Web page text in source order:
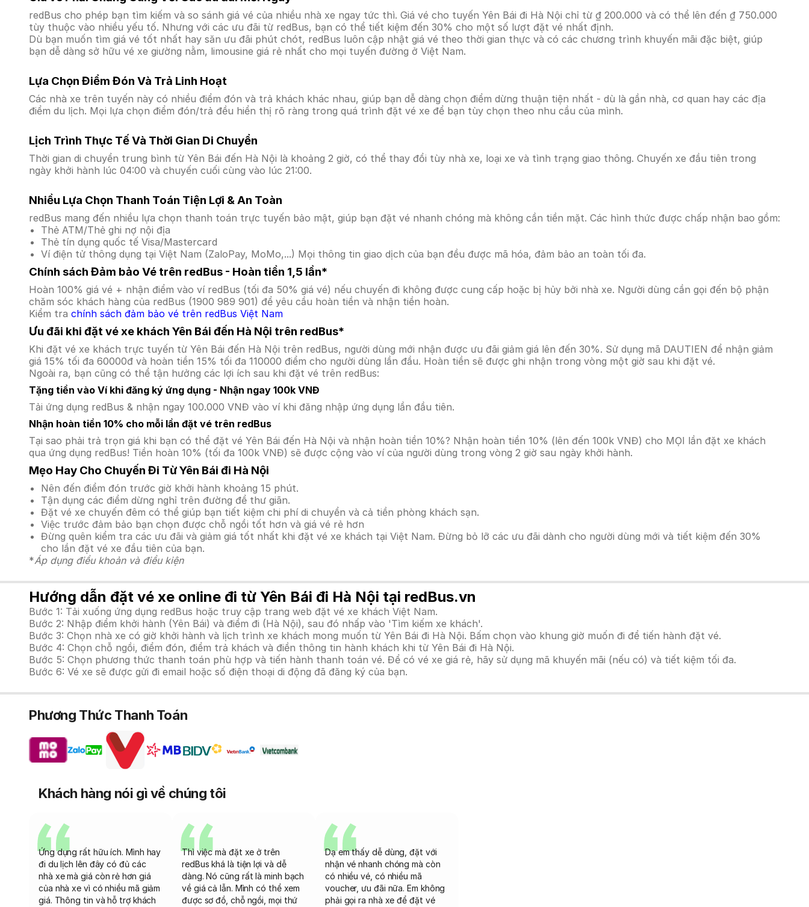
redBus cho phép bạn tìm kiếm và so sánh giá vé của nhiều nhà xe ngay tức thì. Giá vé cho tuyến Yên Bái đi Hà Nội chỉ từ ₫ 200.000 và có thể lên đến ₫ 750.000
tùy thuộc vào nhiều yếu tố. Nhưng với các ưu đãi từ redBus, bạn có thể tiết kiệm đến 30% cho một số lượt đặt vé nhất định.
Dù bạn muốn tìm giá vé tốt nhất hay săn ưu đãi phút chót, redBus luôn cập nhật giá vé theo thời gian thực và có các chương trình khuyến mãi đặc biệt, giúp
bạn dễ dàng sở hữu vé xe giường nằm, limousine giá rẻ nhất cho mọi tuyến đường ở Việt Nam.
Lựa Chọn Điểm Đón Và Trả Linh Hoạt
Các nhà xe trên tuyến này có nhiều điểm đón và trả khách khác nhau, giúp bạn dễ dàng chọn điểm dừng thuận tiện nhất - dù là gần nhà, cơ quan hay các địa
điểm du lịch. Mọi lựa chọn điểm đón/trả đều hiển thị rõ ràng trong quá trình đặt vé xe để bạn tùy chọn theo nhu cầu của mình.
Lịch Trình Thực Tế Và Thời Gian Di Chuyển
Thời gian di chuyển trung bình từ Yên Bái đến Hà Nội là khoảng 2 giờ, có thể thay đổi tùy nhà xe, loại xe và tình trạng giao thông. Chuyến xe đầu tiên trong
ngày khởi hành lúc 04:00 và chuyến cuối cùng vào lúc 21:00.
Nhiều Lựa Chọn Thanh Toán Tiện Lợi & An Toàn
redBus mang đến nhiều lựa chọn thanh toán trực tuyến bảo mật, giúp bạn đặt vé nhanh chóng mà không cần tiền mặt. Các hình thức được chấp nhận bao gồm:
Thẻ ATM/Thẻ ghi nợ nội địa
Thẻ tín dụng quốc tế Visa/Mastercard
Ví điện tử thông dụng tại Việt Nam (ZaloPay, MoMo,...) Mọi thông tin giao dịch của bạn đều được mã hóa, đảm bảo an toàn tối đa.
Chính sách Đảm bảo Vé trên redBus - Hoàn tiền 1,5 lần*
Hoàn 100% giá vé + nhận điểm vào ví redBus (tối đa 50% giá vé) nếu chuyến đi không được cung cấp hoặc bị hủy bởi nhà xe. Người dùng cần gọi đến bộ phận
chăm sóc khách hàng của redBus (1900 989 901) để yêu cầu hoàn tiền và nhận tiền hoàn.
Kiểm tra chính sách đảm bảo vé trên redBus Việt Nam
Ưu đãi khi đặt vé xe khách Yên Bái đến Hà Nội trên redBus*
Khi đặt vé xe khách trực tuyến từ Yên Bái đến Hà Nội trên redBus, người dùng mới nhận được ưu đãi giảm giá lên đến 30%. Sử dụng mã DAUTIEN để nhận giảm
giá 15% tối đa 60000đ và hoàn tiền 15% tối đa 110000 điểm cho người dùng lần đầu. Hoàn tiền sẽ được ghi nhận trong vòng một giờ sau khi đặt vé.
Ngoài ra, bạn cũng có thể tận hưởng các lợi ích sau khi đặt vé trên redBus:
Tặng tiền vào Ví khi đăng ký ứng dụng - Nhận ngay 100k VNĐ
Tải ứng dụng redBus & nhận ngay 100.000 VNĐ vào ví khi đăng nhập ứng dụng lần đầu tiên.
Nhận hoàn tiền 10% cho mỗi lần đặt vé trên redBus
Tại sao phải trả trọn giá khi bạn có thể đặt vé Yên Bái đến Hà Nội và nhận hoàn tiền 10%? Nhận hoàn tiền 10% (lên đến 100k VNĐ) cho MỌI lần đặt xe khách
qua ứng dụng redBus! Tiền hoàn 10% (tối đa 100k VNĐ) sẽ được cộng vào ví của người dùng trong vòng 2 giờ sau ngày khởi hành.
Mẹo Hay Cho Chuyến Đi Từ Yên Bái đi Hà Nội
Nên đến điểm đón trước giờ khởi hành khoảng 15 phút.
Tận dụng các điểm dừng nghỉ trên đường để thư giãn.
Đặt vé xe chuyến đêm có thể giúp bạn tiết kiệm chi phí di chuyển và cả tiền phòng khách sạn.
Việc trước đảm bảo bạn chọn được chỗ ngồi tốt hơn và giá vé rẻ hơn
Đừng quên kiểm tra các ưu đãi và giảm giá tốt nhất khi đặt vé xe khách tại Việt Nam. Đừng bỏ lỡ các ưu đãi dành cho người dùng mới và tiết kiệm đến 30%
cho lần đặt vé xe đầu tiên của bạn.
*Áp dụng điều khoản và điều kiện
Hướng dẫn đặt vé xe online đi từ Yên Bái đi Hà Nội tại redBus.vn
Bước 1: Tải xuống ứng dụng redBus hoặc truy cập trang web đặt vé xe khách Việt Nam.
Bước 2: Nhập điểm khởi hành (Yên Bái) và điểm đi (Hà Nội), sau đó nhấp vào 'Tìm kiếm xe khách'.
Bước 3: Chọn nhà xe có giờ khởi hành và lịch trình xe khách mong muốn từ Yên Bái đi Hà Nội. Bấm chọn vào khung giờ muốn đi để tiến hành đặt vé.
Bước 4: Chọn chỗ ngồi, điểm đón, điểm trả khách và điền thông tin hành khách khi từ Yên Bái đi Hà Nội.
Bước 5: Chọn phương thức thanh toán phù hợp và tiến hành thanh toán vé. Để có vé xe giá rẻ, hãy sử dụng mã khuyến mãi (nếu có) và tiết kiệm tối đa.
Bước 6: Vé xe sẽ được gửi đi email hoặc số điện thoại di động đã đăng ký của bạn.
Phương Thức Thanh Toán
Khách hàng nói gì về chúng tôi
Ứng dụng rất hữu ích. Mình hay
đi du lịch lên đây có đủ các
nhà xe mà giá còn rẻ hơn giá
của nhà xe vì có nhiều mã giảm
giá. Thông tin và hỗ trợ khách
Thì việc mà đặt xe ở trên
redBus khá là tiện lợi và dễ
dàng. Nó cũng rất là minh bạch
về giá cả lẫn. Mình có thể xem
được sơ đồ, chỗ ngồi, mọi thứ
Dạ em thấy dễ dùng, đặt với
nhận vé nhanh chóng mà còn
có nhiều vé, có nhiều mã
voucher, ưu đãi nữa. Em không
phải gọi ra nhà xe để đặt vé